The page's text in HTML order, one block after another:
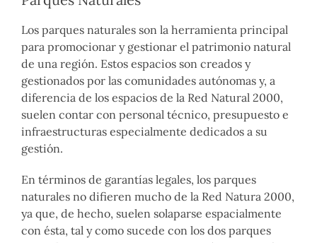
Los parques naturales son la herramienta principal
para promocionar y gestionar el patrimonio natural
de una región. Estos espacios son creados y
gestionados por las comunidades autónomas y, a
diferencia de los espacios de la Red Natural 2000,
suelen contar con personal técnico, presupuesto e
infraestructuras especialmente dedicados a su
gestión.
En términos de garantías legales, los parques
naturales no difieren mucho de la Red Natura 2000,
ya que, de hecho, suelen solaparse espacialmente
con ésta, tal y como sucede con los dos parques